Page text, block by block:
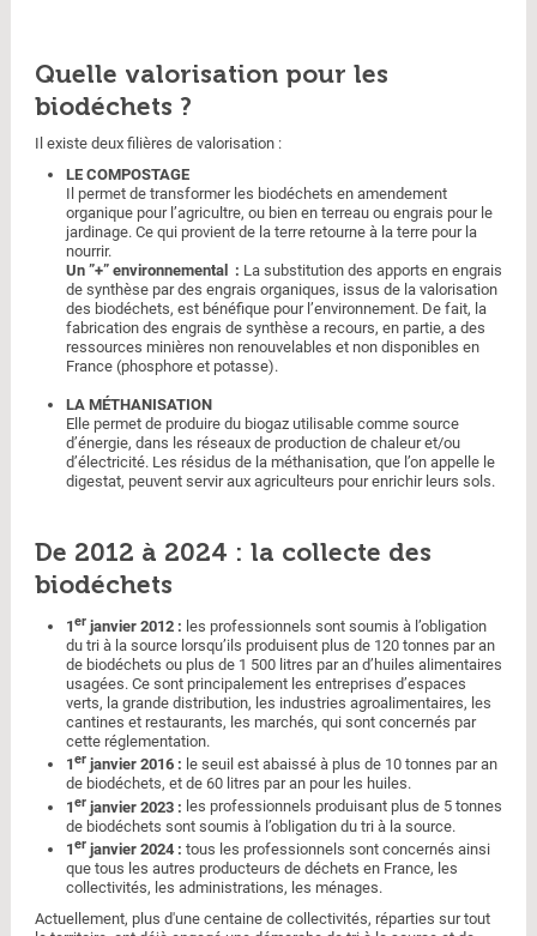
Quelle valorisation pour les
biodéchets ?
Il existe deux filières de valorisation :
LE COMPOSTAGE
Il permet de transformer les biodéchets en amendement
organique pour l’agricultre, ou bien en terreau ou engrais pour le
jardinage. Ce qui provient de la terre retourne à la terre pour la
nourrir.
Un ”+” environnemental : La substitution des apports en engrais
de synthèse par des engrais organiques, issus de la valorisation
des biodéchets, est bénéfique pour l’environnement. De fait, la
fabrication des engrais de synthèse a recours, en partie, a des
ressources minières non renouvelables et non disponibles en
France (phosphore et potasse).
LA MÉTHANISATION
Elle permet de produire du biogaz utilisable comme source
d’énergie, dans les réseaux de production de chaleur et/ou
d’électricité. Les résidus de la méthanisation, que l’on appelle le
digestat, peuvent servir aux agriculteurs pour enrichir leurs sols.
De 2012 à 2024 : la collecte des
biodéchets
1erjanvier 2012 : les professionnels sont soumis à l’obligation
du tri à la source lorsqu’ils produisent plus de 120 tonnes par an
de biodéchets ou plus de 1 500 litres par an d’huiles alimentaires
usagées. Ce sont principalement les entreprises d’espaces
verts, la grande distribution, les industries agroalimentaires, les
cantines et restaurants, les marchés, qui sont concernés par
cette réglementation.
1erjanvier 2016 : le seuil est abaissé à plus de 10 tonnes par an
de biodéchets, et de 60 litres par an pour les huiles.
1erjanvier 2023 : les professionnels produisant plus de 5 tonnes
de biodéchets sont soumis à l’obligation du tri à la source.
1erjanvier 2024 : tous les professionnels sont concernés ainsi
que tous les autres producteurs de déchets en France, les
collectivités, les administrations, les ménages.
Actuellement, plus d'une centaine de collectivités, réparties sur tout